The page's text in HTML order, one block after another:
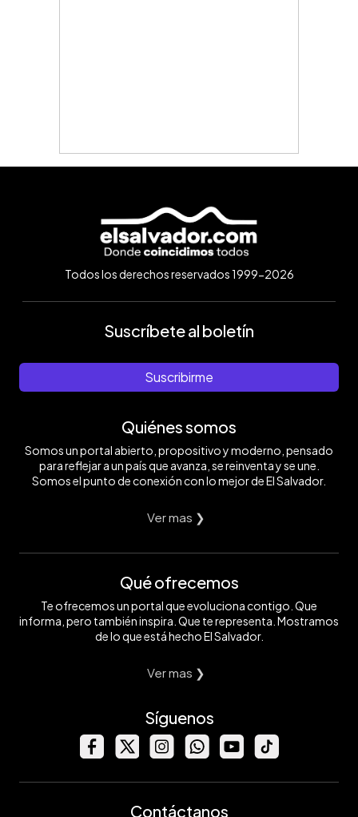
Todos los derechos reservados 1999-2026
Suscríbete al boletín
Suscribirme
Quiénes somos
Somos un portal abierto, propositivo y moderno, pensado
para reflejar a un país que avanza, se reinventa y se une.
Somos el punto de conexión con lo mejor de El Salvador.
Ver mas ❯
Qué ofrecemos
Te ofrecemos un portal que evoluciona contigo. Que
informa, pero también inspira. Que te representa. Mostramos
de lo que está hecho El Salvador.
Ver mas ❯
Síguenos
Contáctanos